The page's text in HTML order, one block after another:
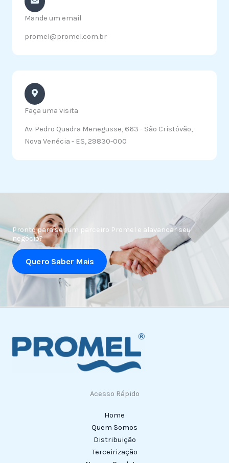
Mande um email
promel@promel.com.br
Faça uma visita
Av. Pedro Quadra Menegusse, 663 - São Cristóvão,
Nova Venécia - ES, 29830-000
Pronto para ser um parceiro Promel e alavancar seu
negócio?
Quero Saber Mais
Acesso Rápido
Home
Quem Somos
Distribuição
Terceirização